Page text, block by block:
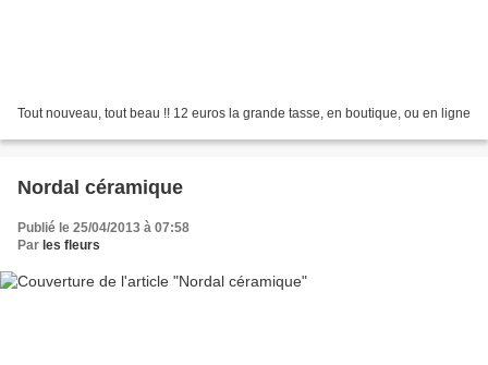
Tout nouveau, tout beau !! 12 euros la grande tasse, en boutique, ou en ligne
Nordal céramique
Publié le 25/04/2013 à 07:58
Par les fleurs